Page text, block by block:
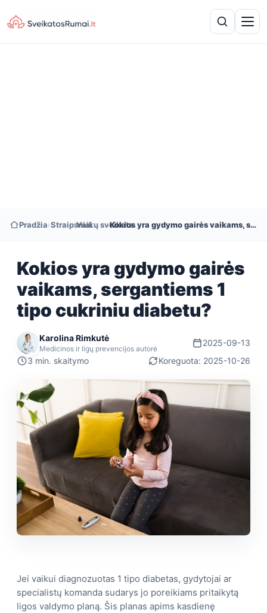
Pradžia›Straipsniai
›Vaikų sveikata
› Kokios yra gydymo gairės vaikams, sergantiems 1 tipo cukriniu diabetu?
Kokios yra gydymo gairės
vaikams, sergantiems 1
tipo cukriniu diabetu?
Karolina Rimkutė
Medicinos ir ligų prevencijos autorė
2025-09-13
3 min. skaitymo
Koreguota: 2025-10-26
Jei vaikui diagnozuotas 1 tipo diabetas, gydytojai ar
specialistų komanda sudarys jo poreikiams pritaikytą
ligos valdymo planą. Šis planas apims kasdienę